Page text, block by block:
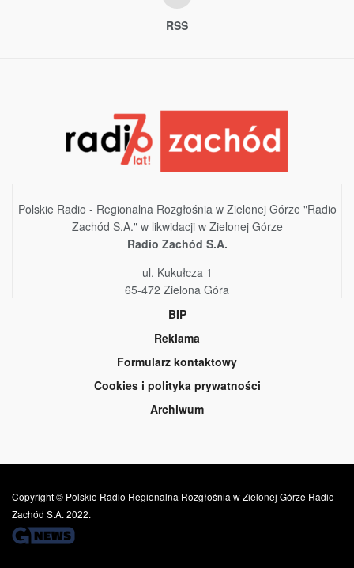
RSS
Polskie Radio - Regionalna Rozgłośnia w Zielonej Górze "Radio
Zachód S.A." w likwidacji w Zielonej Górze
Radio Zachód S.A.
ul. Kukułcza 1
65-472 Zielona Góra
BIP
Reklama
Formularz kontaktowy
Cookies i polityka prywatności
Archiwum
Copyright © Polskie Radio Regionalna Rozgłośnia w Zielonej Górze Radio
Zachód S.A. 2022.